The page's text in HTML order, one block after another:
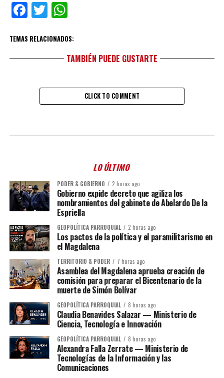
Facebook
TwitterWhatsApp
TEMAS RELACIONADOS:
TAMBIÉN PUEDE GUSTARTE
CLICK TO COMMENT
LO ÚLTIMO
PODER & GOBIERNO 2 horas ago
Gobierno expide decreto que agiliza los
nombramientos del gabinete de Abelardo De la
Espriella
GEOPOLÍTICA PARROQUIAL 2 horas ago
Los pactos de la política y el paramilitarismo en
el Magdalena
TERRITORIO & PODER 7 horas ago
Asamblea del Magdalena aprueba creación de
comisión para preparar el Bicentenario de la
muerte de Simón Bolívar
GEOPOLÍTICA PARROQUIAL 8 horas ago
Claudia Benavides Salazar — Ministerio de
Ciencia, Tecnología e Innovación
GEOPOLÍTICA PARROQUIAL 8 horas ago
Alexandra Falla Zerrate — Ministerio de
Tecnologías de la Información y las
Comunicaciones